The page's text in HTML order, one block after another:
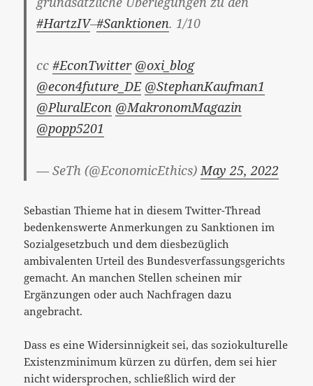
#HartzIV–#Sanktionen. 1/10
cc#EconTwitter @oxi_blog
@econ4future_DE @StephanKaufman1
@PluralEcon @MakronomMagazin
@popp5201
— SeTh (@EconomicEthics) May 25, 2022
Sebastian Thieme hat in diesem Twitter-Thread
bedenkenswerte Anmerkungen zu Sanktionen im
Sozialgesetzbuch und dem diesbezüglich
ambivalenten Urteil des Bundesverfassungsgerichts
gemacht. An manchen Stellen scheinen mir
Ergänzungen oder auch Nachfragen dazu
angebracht.
Dass es eine Widersinnigkeit sei, das soziokulturelle
Existenzminimum kürzen zu dürfen, dem sei hier
nicht widersprochen, schließlich wird der